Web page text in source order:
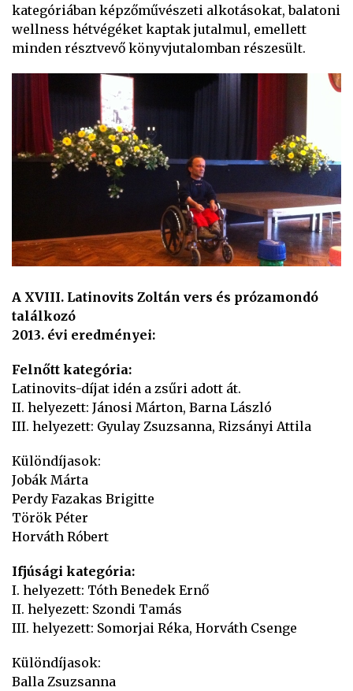
kategóriában képzőművészeti alkotásokat, balatoni
wellness hétvégéket kaptak jutalmul, emellett
minden résztvevő könyvjutalomban részesült.
A XVIII. Latinovits Zoltán vers és prózamondó
találkozó
2013. évi eredményei:
Felnőtt kategória:
Latinovits-díjat idén a zsűri adott át.
II. helyezett: Jánosi Márton, Barna László
III. helyezett: Gyulay Zsuzsanna, Rizsányi Attila
Különdíjasok:
Jobák Márta
Perdy Fazakas Brigitte
Török Péter
Horváth Róbert
Ifjúsági kategória:
I. helyezett: Tóth Benedek Ernő
II. helyezett: Szondi Tamás
III. helyezett: Somorjai Réka, Horváth Csenge
Különdíjasok:
Balla Zsuzsanna